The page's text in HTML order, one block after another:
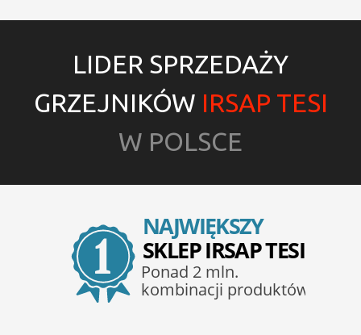
LIDER SPRZEDAŻY
GRZEJNIKÓW IRSAP TESI
W POLSCE